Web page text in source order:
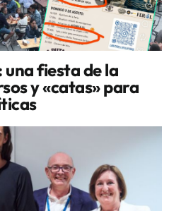
una fiesta de la
y «catas» para